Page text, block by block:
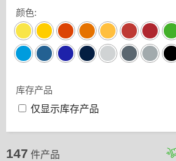
颜色:
库存产品
仅显示库存产品
147 件产品